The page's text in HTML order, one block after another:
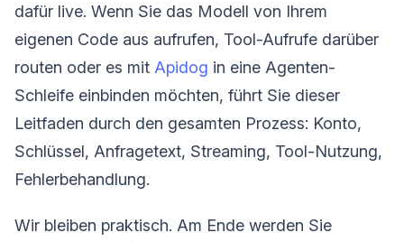
dafür live. Wenn Sie das Modell von Ihrem
eigenen Code aus aufrufen, Tool-Aufrufe darüber
routen oder es mit Apidog in eine Agenten-
Schleife einbinden möchten, führt Sie dieser
Leitfaden durch den gesamten Prozess: Konto,
Schlüssel, Anfragetext, Streaming, Tool-Nutzung,
Fehlerbehandlung.
Wir bleiben praktisch. Am Ende werden Sie